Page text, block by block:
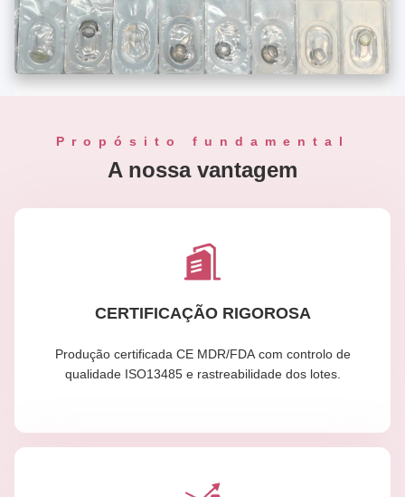
Propósito fundamental
A nossa vantagem
CERTIFICAÇÃO RIGOROSA
Produção certificada CE MDR/FDA com controlo de
qualidade ISO13485 e rastreabilidade dos lotes.